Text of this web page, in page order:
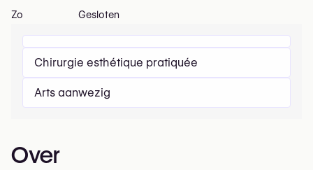
Chirurgie esthétique pratiquée
Arts aanwezig
Over
Zo
Gesloten